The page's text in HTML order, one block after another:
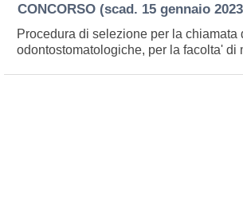
CONCORSO (scad. 15 gennaio
Procedura di selezione per la
odontostomatologiche, per la facolta'